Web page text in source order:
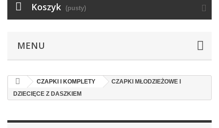
Koszyk (pusty)
MENU
CZAPKI I KOMPLETY
CZAPKI MŁODZIEŻOWE I
DZIECIĘCE Z DASZKIEM